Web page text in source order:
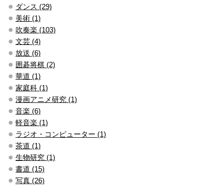
ダンス (29)
美術 (1)
吹奏楽 (103)
文芸 (4)
放送 (6)
囲碁将棋 (2)
華道 (1)
家庭科 (1)
漫画アニメ研究 (1)
音楽 (6)
軽音楽 (1)
ラジオ・コンピューター (1)
茶道 (1)
生物研究 (1)
書道 (15)
写真 (26)